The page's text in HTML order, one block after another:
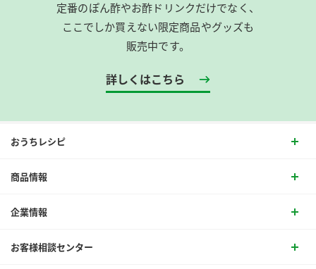
定番のぽん酢やお酢ドリンクだけでなく、
ここでしか買えない限定商品やグッズも
販売中です。
詳しくはこちら
おうちレシピ
商品情報
企業情報
お客様相談センター